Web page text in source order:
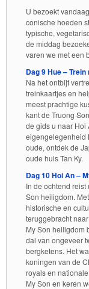
U bezoekt
conische hoeden
typische,
de middag
varen we met een
Dag 9 Hue –
Na het ontbijt
treinkaartjes en
meest prachtige
kant de Truong
de gids u naar Hoi
eigengelegenheid
oude, ontdek de
oude huis Tan Ky.
Dag 10 Hoi An –
In de ochtend
Son heiligdom.
historische en
teruggebracht
My Son heiligdom
dal van ongeveer
bergketens. Het
koningen van de
royals en
My Son en keren